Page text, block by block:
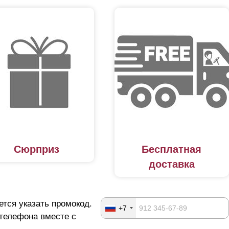
Сюрприз
Бесплатная
доставка
указать промокод.
вместе с
+7